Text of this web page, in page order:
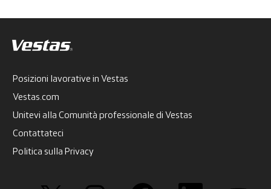
Posizioni lavorative in Vestas
Vestas.com
Unitevi alla Comunità professionale di Vestas
Contattateci
Politica sulla Privacy
S